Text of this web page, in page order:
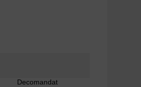
Decomandat